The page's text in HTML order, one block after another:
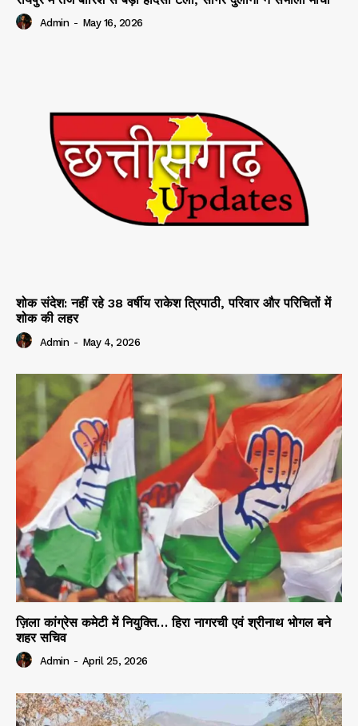
Admin - May 16, 2026
शोक संदेश: नहीं रहे 38 वर्षीय राकेश त्रिपाठी, परिवार और परिचितों में
शोक की लहर
Admin - May 4, 2026
ज़िला कांग्रेस कमेटी में नियुक्ति… हिरा नागरची एवं श्रीनाथ भोगल बने
शहर सचिव
Admin - April 25, 2026